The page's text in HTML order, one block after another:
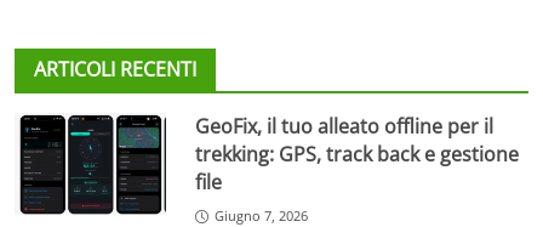
ARTICOLI RECENTI
GeoFix, il tuo alleato offline per il
trekking: GPS, track back e gestione
file
Giugno 7, 2026